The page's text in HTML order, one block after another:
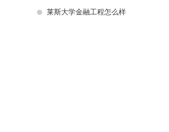
莱斯大学金融工程怎么样